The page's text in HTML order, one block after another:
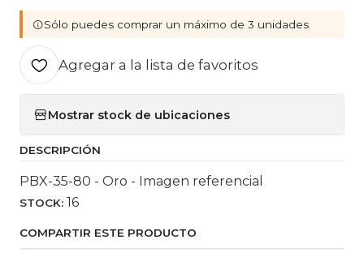
Sólo puedes comprar un máximo de 3 unidades
Agregar a la lista de favoritos
Mostrar stock de ubicaciones
DESCRIPCIÓN
PBX-35-80 - Oro - Imagen referencial
STOCK: 16
COMPARTIR ESTE PRODUCTO